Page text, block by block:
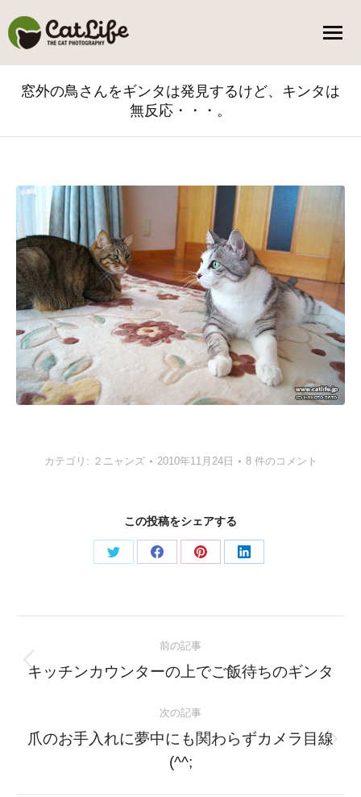
窓外の鳥さんをギンタは発見するけど、キンタは
無反応・・・。
カテゴリ: ２ニャンズ 2010年11月24日 8 件のコメント
この投稿をシェアする
Share
Share
Share
Share
navigation
前の記事
Previous
キッチンカウンターの上でご飯待ちのギンタ
次の記事
Next
post:
爪のお手入れに夢中にも関わらずカメラ目線
(^^;